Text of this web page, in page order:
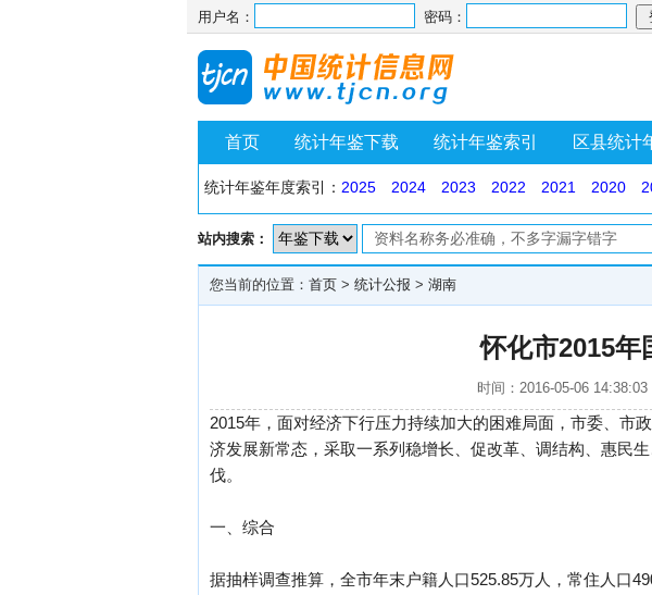
用户名： 密码：
首页 统计年鉴下载 统计年鉴索引 区县统计
统计年鉴年度索引： 2025 2024 2023 2022 2021 2020
站内搜索：
您当前的位置： 首页 > 统计公报 > 湖南
怀化市2015年
时间：2016-05-06
2015年，面对经济下行压力持续加大的困难局面，市委、市
济发展新常态，采取一系列稳增长、促改革、调结构、惠民
伐。
一、综合
据抽样调查推算，全市年末户籍人口525.85万人，常住人口